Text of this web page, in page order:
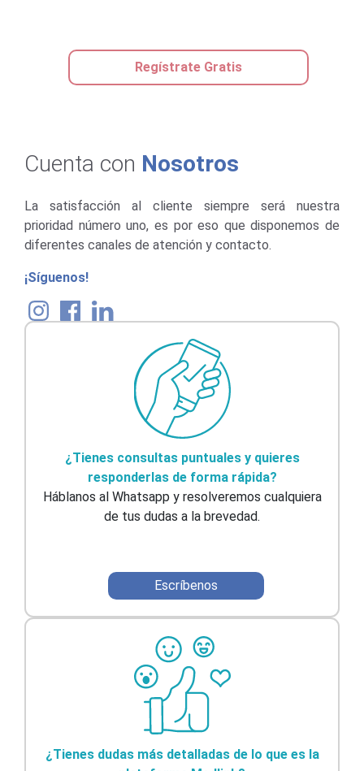
Regístrate Gratis
Cuenta con Nosotros
La satisfacción al cliente siempre será nuestra
prioridad número uno, es por eso que disponemos de
diferentes canales de atención y contacto.
¡Síguenos!
¿Tienes consultas puntuales y quieres
responderlas de forma rápida?
Háblanos al Whatsapp y resolveremos cualquiera
de tus dudas a la brevedad.
Escríbenos
¿Tienes dudas más detalladas de lo que es la